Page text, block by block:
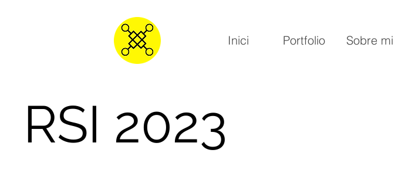
Inici Portfolio Sobre mi
RSI 2023